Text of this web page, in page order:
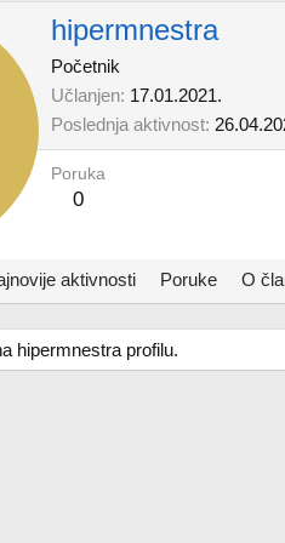
hipermnestra
Početnik
Učlanjen 17.01.2021.
Poslednja aktivnost
Poruka
0
aktivnosti Poruke O
hipermnestra profilu.